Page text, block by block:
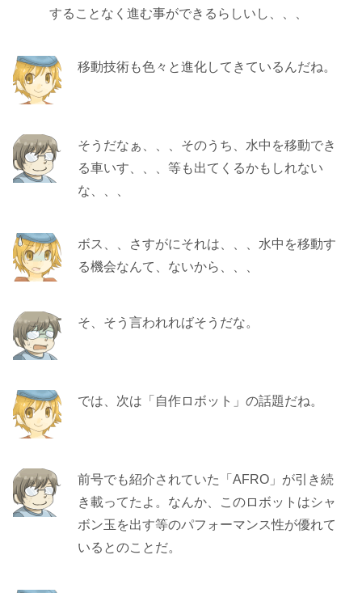
することなく進む事ができるらしいし、、、
移動技術も色々と進化してきているんだね。
そうだなぁ、、、そのうち、水中を移動でき
る車いす、、、等も出てくるかもしれない
な、、、
ボス、、さすがにそれは、、、水中を移動す
る機会なんて、ないから、、、
そ、そう言われればそうだな。
では、次は「自作ロボット」の話題だね。
前号でも紹介されていた「AFRO」が引き続
き載ってたよ。なんか、このロボットはシャ
ボン玉を出す等のパフォーマンス性が優れて
いるとのことだ。